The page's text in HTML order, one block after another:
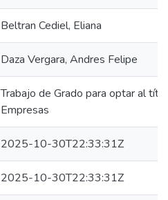
Beltran Cediel, Eliana
Daza Vergara, Andres Felipe
Trabajo de Grado para optar al
Empresas
2025-10-30T22:33:31Z
2025-10-30T22:33:31Z